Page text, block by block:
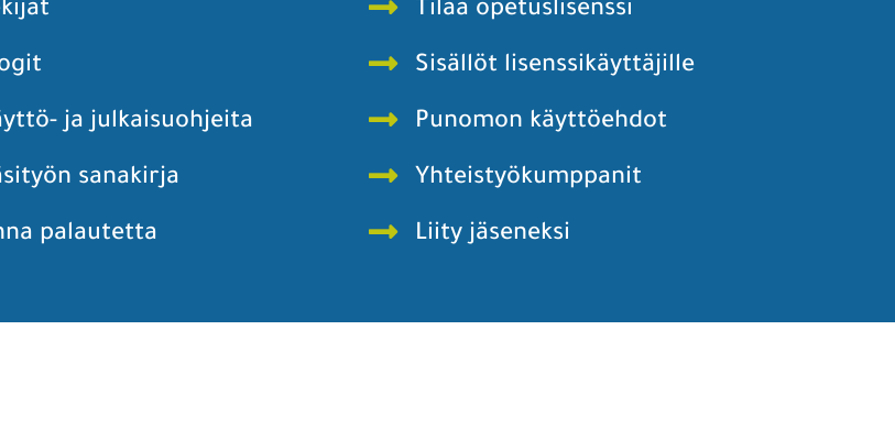
ja julkaisuohjeita
sanakirja
palautetta
Tilaa opetuslisenssi
Sisällöt lisenssikäyttäjille
Punomon käyttöehdot
Yhteistyökumppanit
Liity jäseneksi